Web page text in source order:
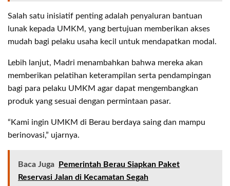
Salah satu inisiatif penting adalah penyaluran bantuan
lunak kepada UMKM, yang bertujuan memberikan akses
mudah bagi pelaku usaha kecil untuk mendapatkan modal.
Lebih lanjut, Madri menambahkan bahwa mereka akan
memberikan pelatihan keterampilan serta pendampingan
bagi para pelaku UMKM agar dapat mengembangkan
produk yang sesuai dengan permintaan pasar.
“Kami ingin UMKM di Berau berdaya saing dan mampu
berinovasi,” ujarnya.
Baca Juga
Pemerintah Berau Siapkan Paket
Reservasi Jalan di Kecamatan Segah